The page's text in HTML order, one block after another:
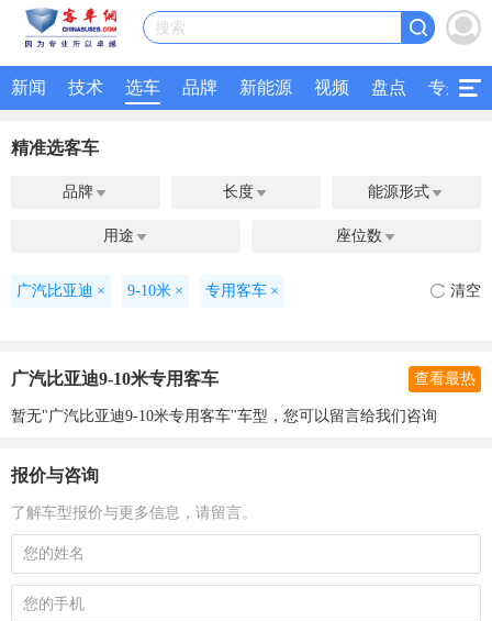
搜索
新闻 技术 选车 品牌 新能源 视频 盘点 专题
精准选客车
品牌  长度  能源形式 
用途  座位数 
广汽比亚迪 × 9-10米 × 专用客车 × 清空
广汽比亚迪9-10米专用客车 查看最热
暂无"广汽比亚迪9-10米专用客车"车型，您可以留言给我们咨询
报价与咨询
了解车型报价与更多信息，请留言。